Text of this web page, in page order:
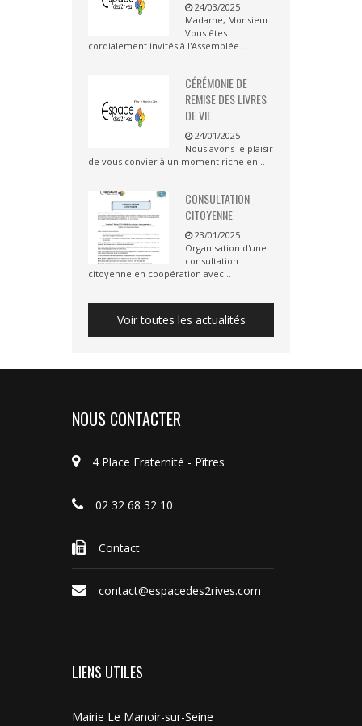
24/03/2025
Madame, Monsieur
Vous êtes
cordialement invités à l'Assemblée...
CÉRÉMONIE DE
REMISE DES LIVRES
DE VIE
24/01/2025
Nous avons le plaisir
de vous convier à un moment riche en...
CONSULTATION
CITOYENNE
23/01/2025
Organisation d'une
consultation
citoyenne en coopération avec...
Voir toutes les actualités
NOUS CONTACTER
4 Place Fraternité - Pîtres
02 32 68 32 10
Contact
contact@espacedes2rives.com
LIENS UTILES
Mairie Le Manoir-sur-Seine